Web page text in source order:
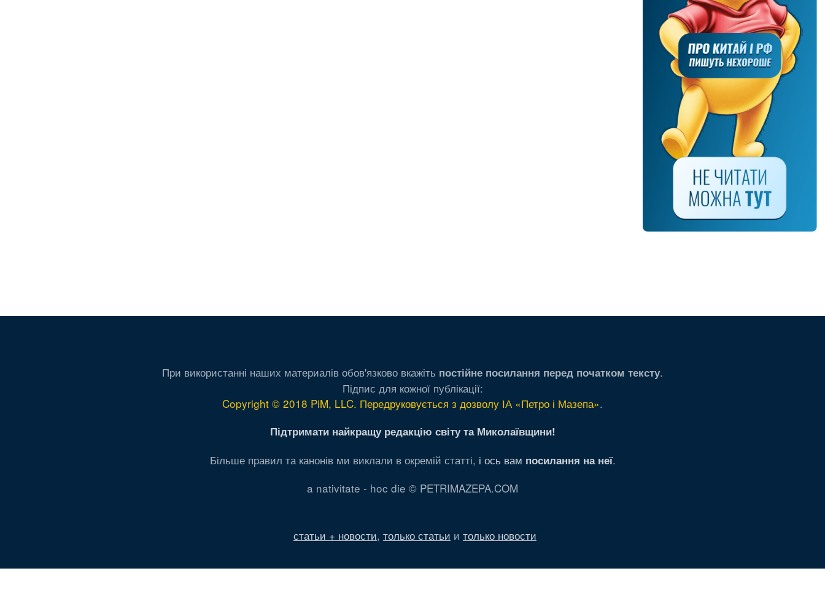
При використанні наших материалів обов'язково вкажіть постійне посилання перед початком тексту.
Підпис для кожної публікації:
Copyright © 2018 PiM, LLC. Передруковується з дозволу ІА «Петро і Мазепа».
Підтримати найкращу редакцію світу та Миколаївщини!
Більше правил та канонів ми виклали в окремій статті, і ось вам посилання на неї.
a nativitate - hoc die © PETRIMAZEPA.COM
статьи + новости, только статьи и только новости